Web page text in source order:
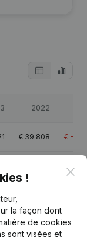
2022
€ 39 808 € -34
€
!
la façon dont
de cookies
sont visées et